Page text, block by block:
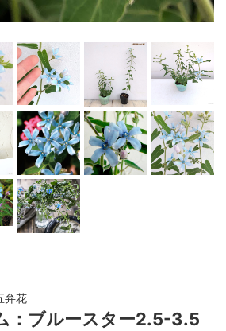
弁花
：ブルースター2.5-3.5